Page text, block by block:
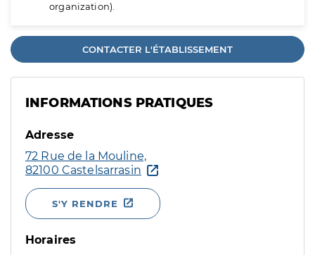
organization).
CONTACTER L'ÉTABLISSEMENT
INFORMATIONS PRATIQUES
Adresse
72 Rue de la Mouline,
82100 Castelsarrasin
S'Y RENDRE
Horaires